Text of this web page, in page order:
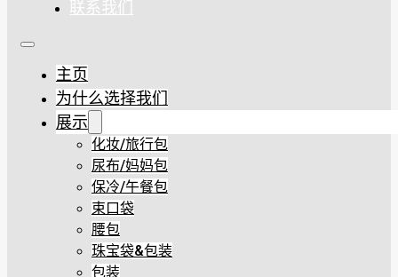
联系我们
主页
为什么选择我们
展示
化妆/旅行包
尿布/妈妈包
保冷/午餐包
束口袋
腰包
珠宝袋&包装
包装